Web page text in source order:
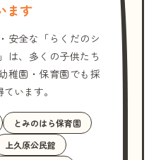
ます
安全な「らくだのシ
は、多くの子供たち
稚園・保育園でも採
います。
とみのはら保育園
上久原公民館